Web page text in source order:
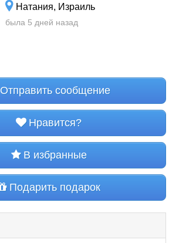
Натания, Израиль
была 5 дней назад
Отправить сообщение
Нравится?
В избранные
Подарить подарок